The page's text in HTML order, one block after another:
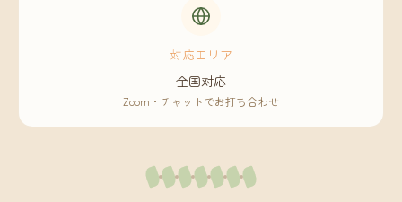
対応エリア
全国対応
Zoom・チャットでお打ち合わせ